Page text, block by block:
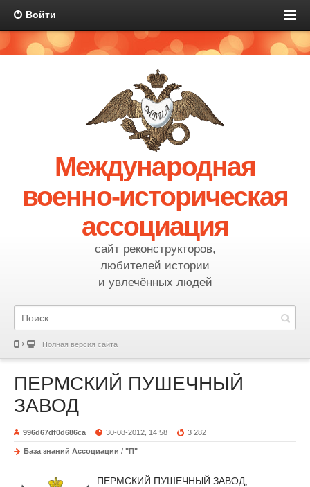
Войти
Международная
военно-историческая
ассоциация
сайт реконструкторов,
любителей истории
и увлечённых людей
Полная версия сайта
ПЕРМСКИЙ ПУШЕЧНЫЙ
ЗАВОД
996d67df0d686ca 30-08-2012, 14:58 3 282
База знаний Ассоциации / "П"
ПЕРМСКИЙ ПУШЕЧНЫЙ ЗАВОД,